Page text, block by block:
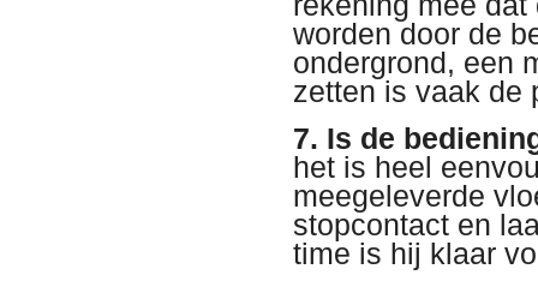
worden door de
ondergrond, een
zetten is vaak de
7. Is de
het is heel
meegeleverde
stopcontact en
time is hij klaar